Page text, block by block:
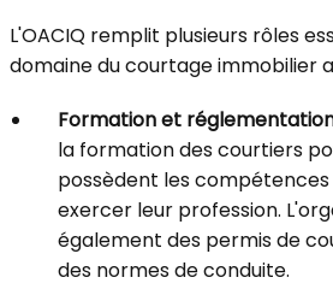
L'OACIQ remplit plusieurs rôles
domaine du courtage immobilier
Formation et
la formation des courtiers
possèdent les
exercer leur profession.
également des permis de
des normes de conduite.